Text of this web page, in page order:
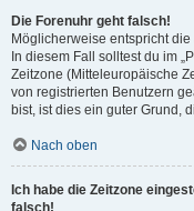
Die Forenuhr geht falsch!
Möglicherweise entspricht
In diesem Fall solltest du im
Zeitzone (Mitteleuropäische
von registrierten Benutzern
bist, ist dies ein guter Grund,
Nach oben
Ich habe die Zeitzone
falsch!